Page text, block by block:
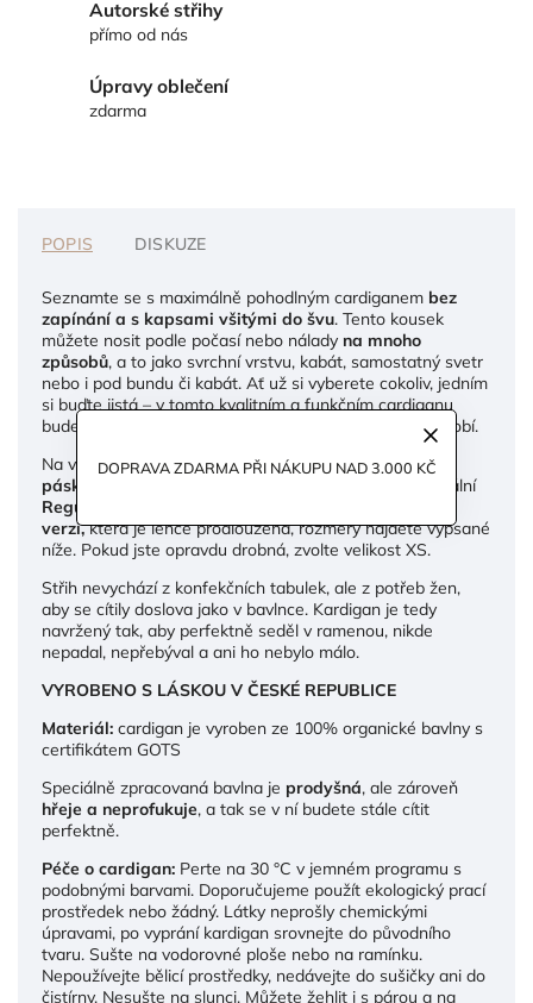
DOPRAVA ZDARMA PŘI NÁKUPU NAD 3.000 KČ
Autorské střihy
přímo od nás
Úpravy oblečení
zdarma
POPIS DISKUZE
Seznamte se s maximálně pohodlným cardiganem bez
zapínání a s kapsami všitými do švu. Tento kousek
můžete nosit podle počasí nebo nálady na mnoho
způsobů, a to jako svrchní vrstvu, kabát, samostatný svetr
nebo i pod bundu či kabát. Ať už si vyberete cokoliv, jedním
si buďte jistá – v tomto kvalitním a funkčním cardiganu
budete stále elegantní a šik a to v každém ročním období.
Na výběr mátekratší nebo dlouhou variantu s
páskem
. U obou typů si také můžete zvolit buď normální
Regular variantu
verzi,která je lehce prodloužená, rozměry najdete vypsané
níže. Pokud jste opravdu drobná, zvolte velikost XS.
Střih nevychází z konfekčních tabulek, ale z potřeb žen,
aby se cítily doslova jako v bavlnce. Kardigan je tedy
navržený tak, aby perfektně seděl v ramenou, nikde
nepadal, nepřebýval a ani ho nebylo málo.
VYROBENO S LÁSKOU V ČESKÉ REPUBLICE
Materiál: cardigan je vyroben ze 100% organické bavlny s
certifikátem GOTS
Speciálně zpracovaná bavlna je prodyšná, ale zároveň
hřeje a neprofukuje, a tak se v ní budete stále cítit
perfektně.
Péče o cardigan: Perte na 30 °C v jemném programu s
podobnými barvami. Doporučujeme použít ekologický prací
prostředek nebo žádný. Látky neprošly chemickými
úpravami, po vyprání kardigan srovnejte do původního
tvaru. Sušte na vodorovné ploše nebo na ramínku.
Nepoužívejte bělicí prostředky, nedávejte do sušičky ani do
čistírny. Nesušte na slunci. Můžete žehlit i s párou a na